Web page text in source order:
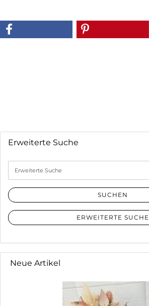
Erweiterte Suche
Suche
SUCHEN
ERWEITERTE SUCHE
Neue Artikel